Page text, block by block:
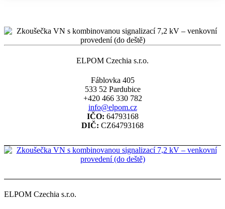
ELPOM Czechia s.r.o.
Fáblovka 405
533 52 Pardubice
+420 466 330 782
info@elpom.cz
IČO: 64793168
DIČ: CZ64793168
ELPOM Czechia s.r.o.